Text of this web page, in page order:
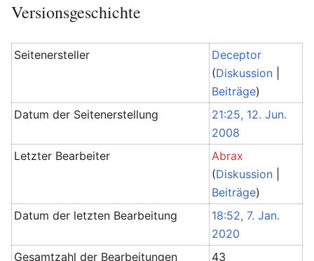
Versionsgeschichte
Seitenersteller
Deceptor
(Diskussion
Beiträge)
Datum der Seitenerstellung
21:25, 12. Jun.
2008
Letzter Bearbeiter
Abrax
(Diskussion
Beiträge)
Datum der letzten Bearbeitung
18:52, 7. Jan.
2020
Gesamtzahl der Bearbeitungen
43